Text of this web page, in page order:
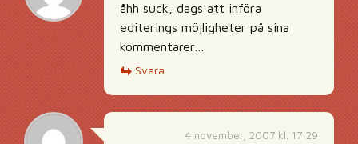
åhh suck, dags att införa
editerings möjligheter på sina
kommentarer…
Svara
4 november, 2007 kl. 17:29